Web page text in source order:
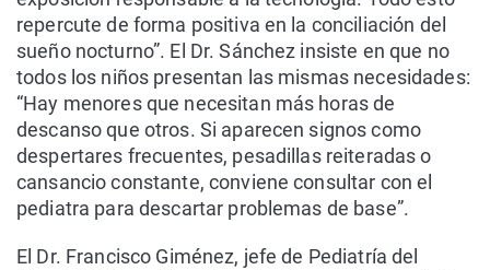
repercute de forma positiva en la conciliación del
sueño nocturno”. El Dr. Sánchez insiste en que no
todos los niños presentan las mismas necesidades:
“Hay menores que necesitan más horas de
descanso que otros. Si aparecen signos como
despertares frecuentes, pesadillas reiteradas o
cansancio constante, conviene consultar con el
pediatra para descartar problemas de base”.
El Dr. Francisco Giménez, jefe de Pediatría del